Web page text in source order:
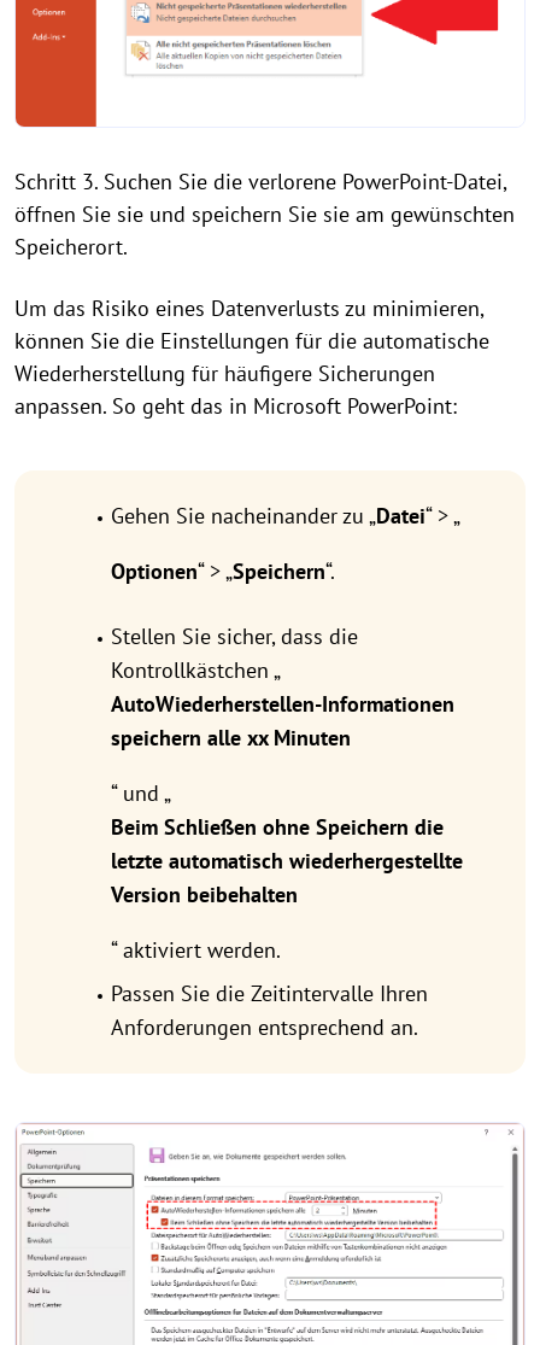
Schritt 3. Suchen Sie die verlorene PowerPoint-Datei,
öffnen Sie sie und speichern Sie sie am gewünschten
Speicherort.
Um das Risiko eines Datenverlusts zu minimieren,
können Sie die Einstellungen für die automatische
Wiederherstellung für häufigere Sicherungen
anpassen. So geht das in Microsoft PowerPoint:
Gehen Sie nacheinander zu „Datei“ > „
Optionen“ > „Speichern“.
Stellen Sie sicher, dass die
Kontrollkästchen „
AutoWiederherstellen-Informationen
speichern alle xx Minuten
“ und „
Beim Schließen ohne Speichern die
letzte automatisch wiederhergestellte
Version beibehalten
“ aktiviert werden.
Passen Sie die Zeitintervalle Ihren
Anforderungen entsprechend an.